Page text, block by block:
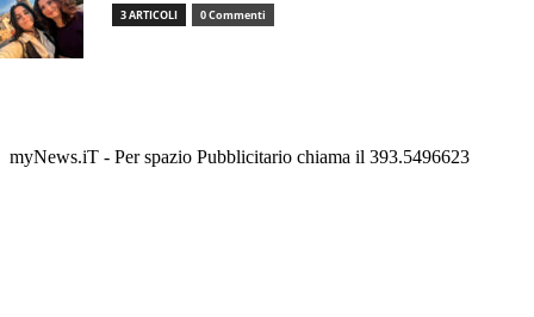
3 ARTICOLI 0 Commenti
myNews.iT - Per spazio Pubblicitario chiama il 393.5496623